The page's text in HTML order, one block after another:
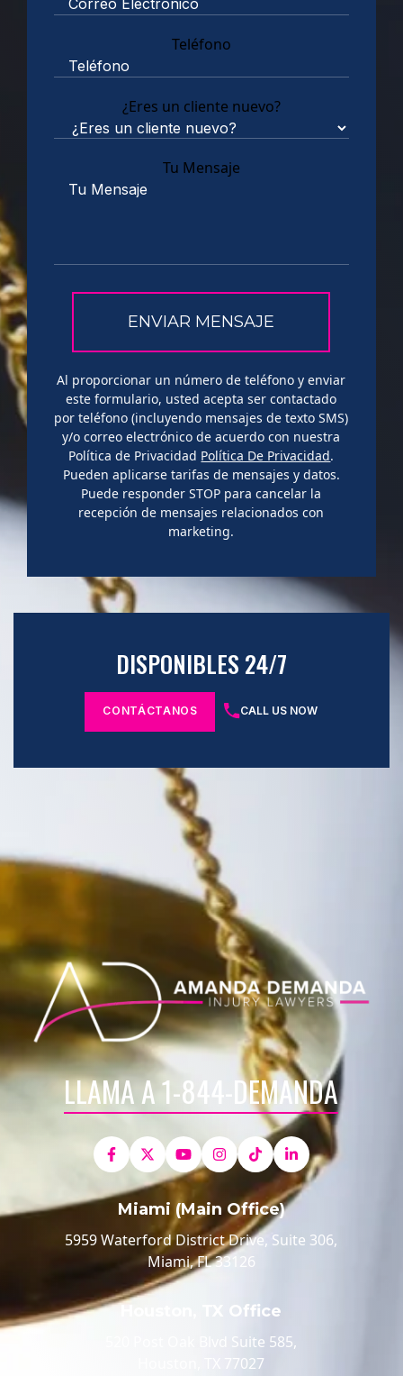
Teléfono
¿Eres un cliente nuevo?
Tu Mensaje
Al proporcionar un número de teléfono y enviar
este formulario, usted acepta ser contactado
por teléfono (incluyendo mensajes de texto SMS)
y/o correo electrónico de acuerdo con nuestra
Política de Privacidad Política De Privacidad.
Pueden aplicarse tarifas de mensajes y datos.
Puede responder STOP para cancelar la
recepción de mensajes relacionados con
marketing.
DISPONIBLES 24/7
CONTÁCTANOS CALL US NOW
LLAMA A 1-844-DEMANDA
Miami (Main Office)
5959 Waterford District Drive, Suite 306,
Miami, FL 33126
Houston, TX Office
520 Post Oak Blvd Suite 585,
Houston, TX 77027